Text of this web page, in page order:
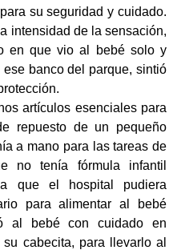
su seguridad y cuidado.
intensidad de la sensación,
en que vio al bebé solo y
banco del parque, sintió
artículos esenciales para
repuesto de un pequeño
a mano para las tareas de
no tenía fórmula infantil
que el hospital pudiera
para alimentar al bebé
al bebé con cuidado en
cabecita, para llevarlo al